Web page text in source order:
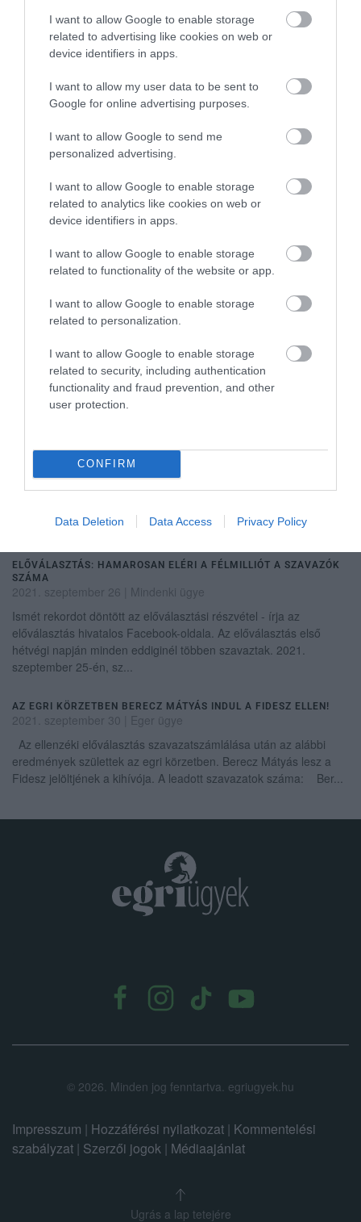
I want to allow Google to enable storage
related to advertising like cookies on web or
device identifiers in apps.
I want to allow my user data to be sent to
Google for online advertising purposes.
I want to allow Google to send me
personalized advertising.
I want to allow Google to enable storage
related to analytics like cookies on web or
device identifiers in apps.
I want to allow Google to enable storage
related to functionality of the website or app.
I want to allow Google to enable storage
related to personalization.
I want to allow Google to enable storage
related to security, including authentication
functionality and fraud prevention, and other
user protection.
CONFIRM
Data Deletion Data Access Privacy Policy
2021. szeptember 19 |Mindenki ügye
Saját bénázásukat ne kenjék másra! – ezzel a rövid,
ellenzéki előválasztás leállására és közleményére. Egy
mondatban reagált a Fid...
GOND NÉLKÜL INDULT AZ ELŐVÁLASZTÁSI RESTART
2021. szeptember 20|Mindenki ügye
Ahogy arról korábban is beszámoltunk, szombaton a kezdés után
nem sokkal az Országos Előválasztási Bizottság felfüggesztette
az előválasztási voksolást, ugyanis a rendszer a nagy terhelés
miatt öss...
EZ LEGALÁBB MÁR VITA VOLT, DE JÓ LESZ, HA GYURCSÁNY
2021. szeptember 25 |Mindenki ügye
Élesedő vitáról számoltak be a lapok az ellenzéki miniszerelnök-
kapcsán. A beszélgetés hangulata most már kicsit paprikásabb
REKORDRÉSZVÉTEL VOLT PÉNTEKEN AZ ELŐVÁLASZTÁSON: EGY
2021. szeptember 25|Mindenki ügye
Minden eddiginél többen szavaztak pénteken Magyarország
első országos előválasztásán – írja közleményében az Országos
online pedi...
ELŐVÁLASZTÁS: HAMAROSAN ELÉRI A FÉLMILLIÓT A SZAVAZÓK
SZÁMA
2021. szeptember 26
Mindenki ügye
Ismét rekordot döntött az előválasztási részvétel - írja az
előválasztás hivatalos Facebook-oldala. Az előválasztás első
hétvégi napján minden eddiginél többen szavaztak. 2021.
szeptember 25-én, sz...
AZ EGRI KÖRZETBEN BERECZ MÁTYÁS INDUL A FIDESZ ELLEN!
2021. szeptember 30
Eger ügye
Az ellenzéki előválasztás szavazatszámlálása után az alábbi
eredmények születtek az egri körzetben. Berecz Mátyás lesz a
Fidesz jelöltjének a kihívója. A leadott szavazatok száma: Ber...
© 2026. Minden jog fenntartva. egriugyek.hu
Impresszum | Hozzáférési nyilatkozat | Kommentelési
szabályzat | Szerzői jogok | Médiaajánlat
Ugrás a lap tetejére